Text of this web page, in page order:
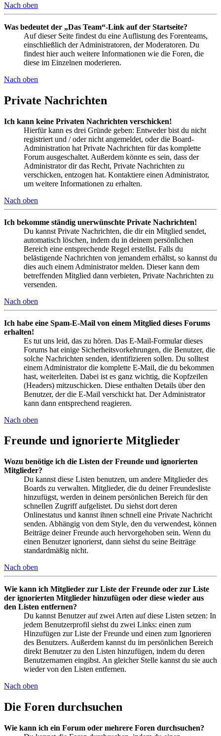
Nach oben
Was bedeutet der „Das Team“-Link auf der Startseite?
Auf dieser Seite findest du eine Auflistung des Forenteams,
einschließlich der Administratoren, der Moderatoren. Du
findest hier auch weitere Informationen wie die Foren, die
diese im Einzelnen moderieren.
Nach oben
Private Nachrichten
Ich kann keine Privaten Nachrichten verschicken!
Hierfür kann es drei Gründe geben: Entweder bist du nicht
registriert und / oder nicht angemeldet, oder die Board-
Administration hat Private Nachrichten für das komplette
Forum ausgeschaltet. Außerdem könnte es sein, dass der
Administrator dir das Recht, Private Nachrichten zu
verschicken, entzogen hat. Kontaktiere einen Administrator,
um weitere Informationen zu erhalten.
Nach oben
Ich bekomme ständig unerwünschte Private Nachrichten!
Du kannst Private Nachrichten, die dir ein Mitglied sendet,
automatisch löschen, indem du in deinem persönlichen
Bereich eine entsprechende Regel erstellst. Falls du
belästigende Nachrichten von jemandem erhältst, so kannst du
dies auch einem Administrator melden. Dieser kann dem
betreffenden Mitglied dann verbieten, Private Nachrichten zu
versenden.
Nach oben
Ich habe eine Spam-E-Mail von einem Mitglied dieses Forums
erhalten!
Es tut uns leid, das zu hören. Das E-Mail-Formular dieses
Forums hat einige Sicherheitsvorkehrungen, die Benutzer, die
solche Nachrichten senden, identifizieren sollen. Du solltest
einem Administrator die komplette E-Mail, die du bekommen
hast, weiterleiten. Dabei ist es ganz wichtig, die Kopfzeilen
(Headers) mitzuschicken. Diese enthalten Details über den
Benutzer, der die E-Mail verschickt hat. Der Administrator
kann dann entsprechend reagieren.
Nach oben
Freunde und ignorierte Mitglieder
Wozu benötige ich die Listen der Freunde und ignorierten
Mitglieder?
Du kannst diese Listen benutzen, um andere Mitglieder des
Boards zu verwalten. Mitglieder, die du deiner Freundesliste
hinzufügst, werden in deinem persönlichen Bereich für den
schnellen Zugriff aufgelistet. Du siehst dort deren
Onlinestatus und kannst ihnen schnell eine Private Nachricht
senden. Abhängig von dem Style, den du verwendest, können
Beiträge deiner Freunde auch hervorgehoben sein. Wenn du
einen Benutzer ignorierst, dann siehst du seine Beiträge
standardmäßig nicht.
Nach oben
Wie kann ich Mitglieder zur Liste der Freunde oder zur Liste
der ignorierten Mitglieder hinzufügen oder diese wieder aus
den Listen entfernen?
Du kannst Benutzer auf zwei Arten auf diese Listen setzen: In
jedem Benutzerprofil siehst du zwei Links: einen zum
Hinzufügen zur Liste der Freunde und einen zum Ignorieren
des Benutzers. Außerdem kannst du im persönlichen Bereich
direkt Benutzer zu den Listen hinzufügen, indem du deren
Benutzernamen eingibst. An gleicher Stelle kannst du sie auch
wieder von den Listen entfernen.
Nach oben
Die Foren durchsuchen
Wie kann ich ein Forum oder mehrere Foren durchsuchen?